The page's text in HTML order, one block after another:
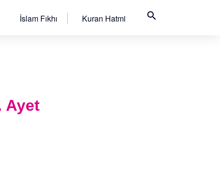
İslam Fıkhı Kuran Hatmi search
Ayet